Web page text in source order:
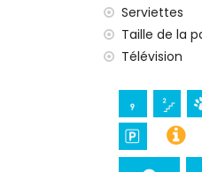
Serviettes
Taille de la
Télévision